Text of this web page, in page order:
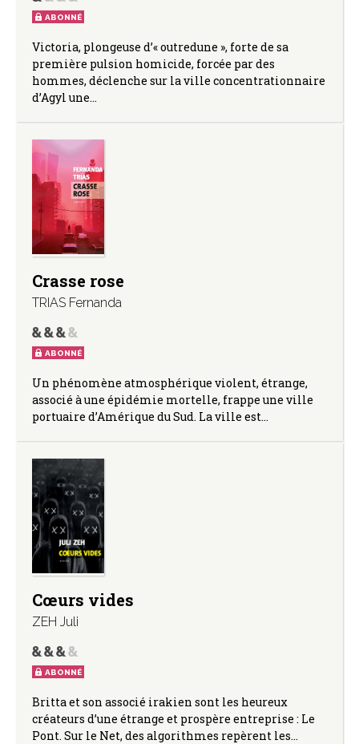
ABONNÉ
Victoria, plongeuse d’« outredune », forte de sa
première pulsion homicide, forcée par des
hommes, déclenche sur la ville concentrationnaire
d’Agyl une…
Crasse rose
TRIAS Fernanda
ABONNÉ
Un phénomène atmosphérique violent, étrange,
associé à une épidémie mortelle, frappe une ville
portuaire d’Amérique du Sud. La ville est…
Cœurs vides
ZEH Juli
ABONNÉ
Britta et son associé irakien sont les heureux
créateurs d’une étrange et prospère entreprise : Le
Pont. Sur le Net, des algorithmes repèrent les…